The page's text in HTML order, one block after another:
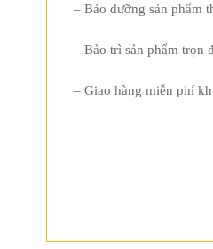
– Bảo dưỡng sản phẩm
– Bảo trì sản phẩm trọn
– Giao hàng miễn phí